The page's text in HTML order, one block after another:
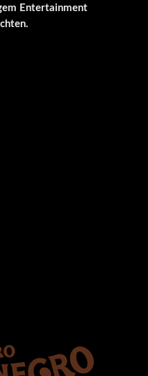
Entertainment